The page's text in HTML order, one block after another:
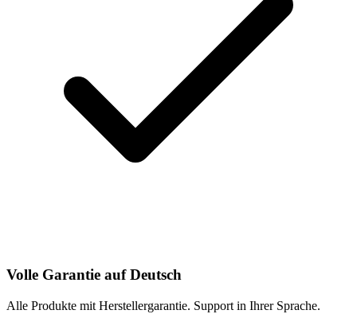
Volle Garantie auf Deutsch
Alle Produkte mit Herstellergarantie. Support in Ihrer Sprache.